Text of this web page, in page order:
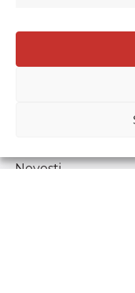
Agencija za odgoj i
Donje Svetice 38,
Prenošenje sadržaja
Novosti